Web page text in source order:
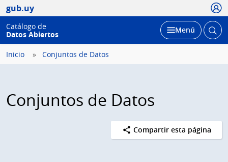
gub.uy
Catálogo de
Datos Abiertos
Desplegar
Menú Abrir
Inicio Conjuntos de Datos
Conjuntos de Datos
Compartir esta página